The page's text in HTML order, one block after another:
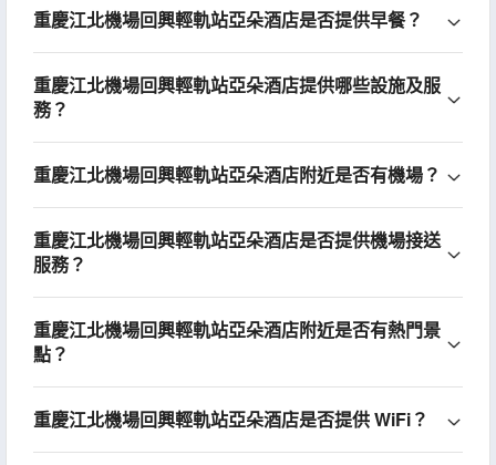
重慶江北機場回興輕軌站亞朵酒店是否提供早餐？
重慶江北機場回興輕軌站亞朵酒店提供哪些設施及服
務？
重慶江北機場回興輕軌站亞朵酒店附近是否有機場？
重慶江北機場回興輕軌站亞朵酒店是否提供機場接送
服務？
重慶江北機場回興輕軌站亞朵酒店附近是否有熱門景
點？
重慶江北機場回興輕軌站亞朵酒店是否提供 WiFi？